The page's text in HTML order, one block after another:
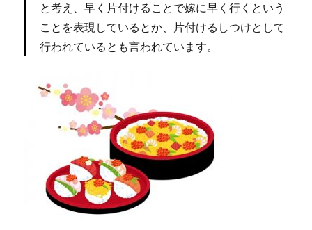
と考え、早く片付けることで嫁に早く行くという
ことを表現しているとか、片付けるしつけとして
行われているとも言われています。